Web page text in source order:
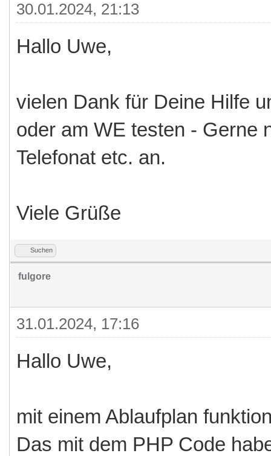
30.01.2024, 21:13
Hallo Uwe,
vielen Dank für Deine Hilfe
oder am WE testen - Gerne
Telefonat etc. an.
Viele Grüße
Suchen
fulgore
31.01.2024, 17:16
Hallo Uwe,
mit einem Ablaufplan
Das mit dem PHP Code